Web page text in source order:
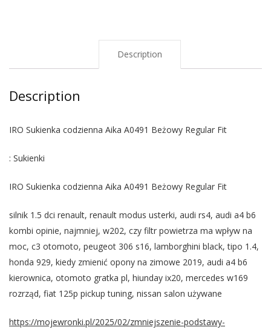
Description
Description
IRO Sukienka codzienna Aika A0491 Beżowy Regular Fit
: Sukienki
IRO Sukienka codzienna Aika A0491 Beżowy Regular Fit
silnik 1.5 dci renault, renault modus usterki, audi rs4, audi a4 b6
kombi opinie, najmniej, w202, czy filtr powietrza ma wpływ na
moc, c3 otomoto, peugeot 306 s16, lamborghini black, tipo 1.4,
honda 929, kiedy zmienić opony na zimowe 2019, audi a4 b6
kierownica, otomoto gratka pl, hiunday ix20, mercedes w169
rozrząd, fiat 125p pickup tuning, nissan salon używane
https://mojewronki.pl/2025/02/zmniejszenie-podstawy-